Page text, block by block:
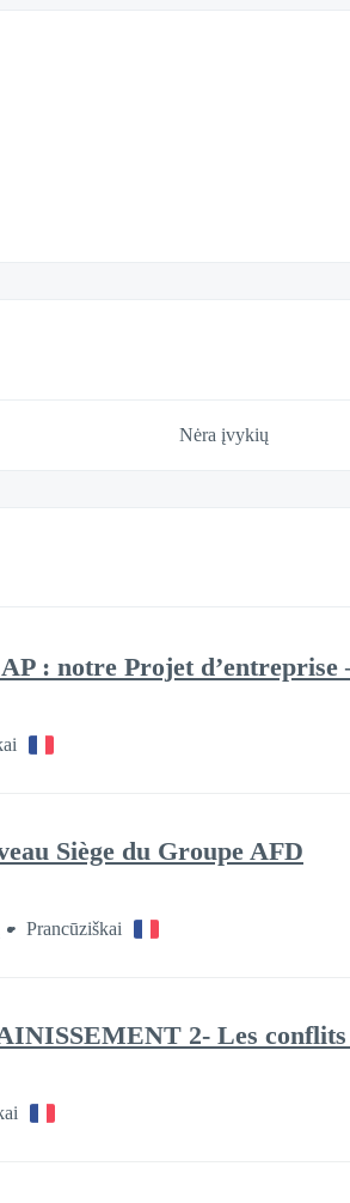
Nėra įvykių
: notre Projet d’entreprise
Siège du Groupe AFD
Prancūziškai
2- Les conflits